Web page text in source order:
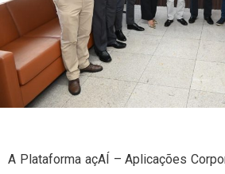
A Plataforma açAÍ – Aplicações